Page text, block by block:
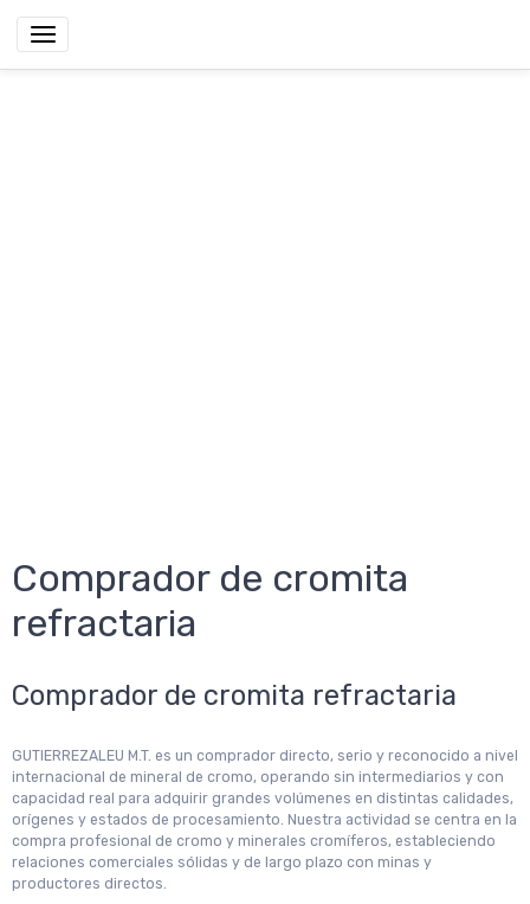
Comprador de cromita
refractaria
Comprador de cromita refractaria
GUTIERREZALEU M.T. es un comprador directo, serio y reconocido a nivel
internacional de mineral de cromo, operando sin intermediarios y con
capacidad real para adquirir grandes volúmenes en distintas calidades,
orígenes y estados de procesamiento. Nuestra actividad se centra en la
compra profesional de cromo y minerales cromíferos, estableciendo
relaciones comerciales sólidas y de largo plazo con minas y
productores directos.